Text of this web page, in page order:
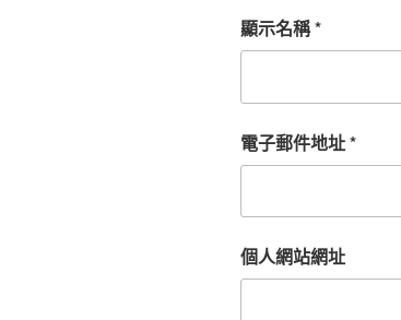
顯示名稱*
電子郵件地址*
個人網站網址